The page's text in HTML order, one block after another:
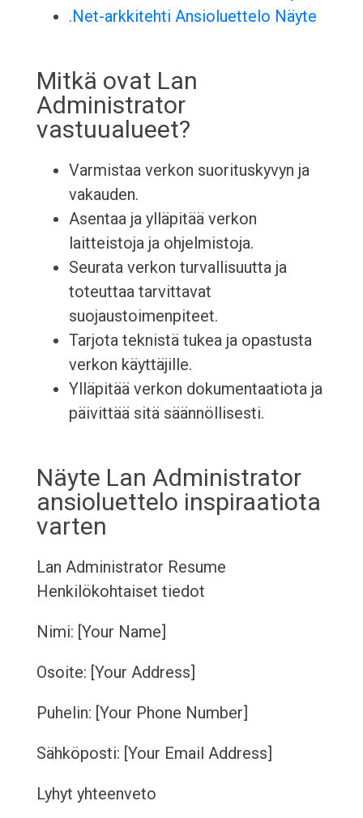
.Net-arkkitehti Ansioluettelo Näyte
Mitkä ovat Lan
Administrator
vastuualueet?
Varmistaa verkon suorituskyvyn ja
vakauden.
Asentaa ja ylläpitää verkon
laitteistoja ja ohjelmistoja.
Seurata verkon turvallisuutta ja
toteuttaa tarvittavat
suojaustoimenpiteet.
Tarjota teknistä tukea ja opastusta
verkon käyttäjille.
Ylläpitää verkon dokumentaatiota ja
päivittää sitä säännöllisesti.
Näyte Lan Administrator
ansioluettelo inspiraatiota
varten
Lan Administrator Resume
Henkilökohtaiset tiedot
Nimi: [Your Name]
Osoite: [Your Address]
Puhelin: [Your Phone Number]
Sähköposti: [Your Email Address]
Lyhyt yhteenveto